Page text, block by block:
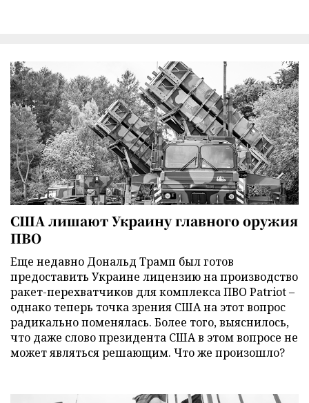
США лишают Украину главного оружия
ПВО
Еще недавно Дональд Трамп был готов
предоставить Украине лицензию на производство
ракет-перехватчиков для комплекса ПВО Patriot –
однако теперь точка зрения США на этот вопрос
радикально поменялась. Более того, выяснилось,
что даже слово президента США в этом вопросе не
может являться решающим. Что же произошло?